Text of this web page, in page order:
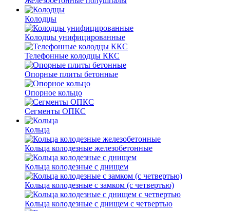
Колодцы
Колодцы унифицированные
Телефонные колодцы ККС
Опорные плиты бетонные
Опорное кольцо
Сегменты ОПКС
Кольца
Кольца колодезные железобетонные
Кольца колодезные с днищем
Кольца колодезные с замком (с четвертью)
Кольца колодезные с днищем с четвертью